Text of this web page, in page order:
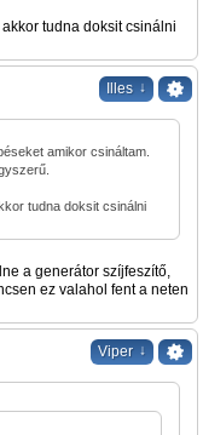
tudna doksit csinálni
Illes ↓
amikor csináltam.
tudna doksit csinálni
a generátor szíjfeszítő,
ez valahol fent a neten
Viper ↓